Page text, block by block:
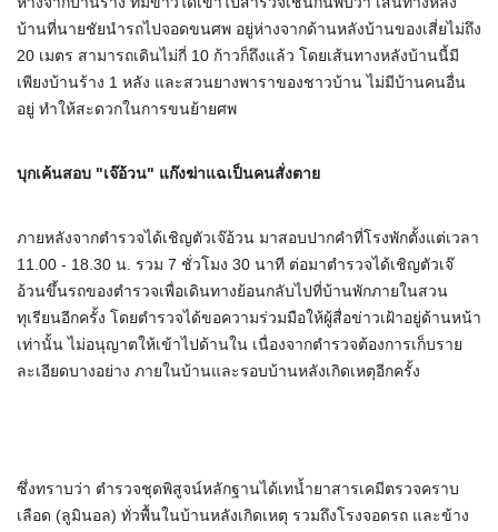
บ้านที่นายชัยนำรถไปจอดขนศพ อยู่ห่างจากด้านหลังบ้านของเสี่ยไม่ถึง
20 เมตร สามารถเดินไม่กี่ 10 ก้าวก็ถึงแล้ว โดยเส้นทางหลังบ้านนี้มี
เพียงบ้านร้าง 1 หลัง และสวนยางพาราของชาวบ้าน ไม่มีบ้านคนอื่น
อยู่ ทำให้สะดวกในการขนย้ายศพ
บุกเค้นสอบ "เจ๊อ้วน" แก๊งฆ่าแฉเป็นคนสั่งตาย
ภายหลังจากตำรวจได้เชิญตัวเจ๊อ้วน มาสอบปากคำที่โรงพักตั้งแต่เวลา
11.00 - 18.30 น. รวม 7 ชั่วโมง 30 นาที ต่อมาตำรวจได้เชิญตัวเจ๊
อ้วนขึ้นรถของตำรวจเพื่อเดินทางย้อนกลับไปที่บ้านพักภายในสวน
ทุเรียนอีกครั้ง โดยตำรวจได้ขอความร่วมมือให้ผู้สื่อข่าวเฝ้าอยู่ด้านหน้า
เท่านั้น ไม่อนุญาตให้เข้าไปด้านใน เนื่องจากตำรวจต้องการเก็บราย
ละเอียดบางอย่าง ภายในบ้านและรอบบ้านหลังเกิดเหตุอีกครั้ง
ซึ่งทราบว่า ตำรวจชุดพิสูจน์หลักฐานได้เทน้ำยาสารเคมีตรวจคราบ
เลือด (ลูมินอล) ทั่วพื้นในบ้านหลังเกิดเหตุ รวมถึงโรงจอดรถ และข้าง